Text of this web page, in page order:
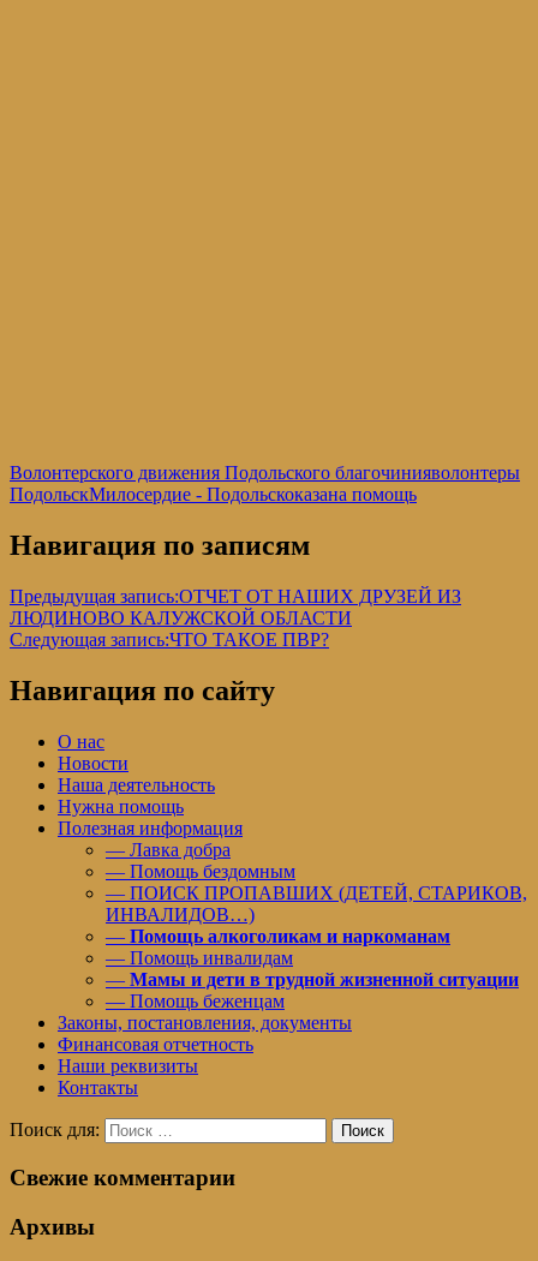
Волонтерского движения Подольского благочинияволонтеры
ПодольскМилосердие - Подольскоказана помощь
Навигация по записям
Предыдущая запись:ОТЧЕТ ОТ НАШИХ ДРУЗЕЙ ИЗ
ЛЮДИНОВО КАЛУЖСКОЙ ОБЛАСТИ
Следующая запись:ЧТО ТАКОЕ ПВР?
Навигация по сайту
О нас
Новости
Наша деятельность
Нужна помощь
Полезная информация
— Лавка добра
— Помощь бездомным
— ПОИСК ПРОПАВШИХ (ДЕТЕЙ, СТАРИКОВ,
ИНВАЛИДОВ…)
— Помощь алкоголикам и наркоманам
— Помощь инвалидам
— Мамы и дети в трудной жизненной ситуации
— Помощь беженцам
Законы, постановления, документы
Финансовая отчетность
Наши реквизиты
Контакты
Поиск для: Поиск
Свежие комментарии
Архивы